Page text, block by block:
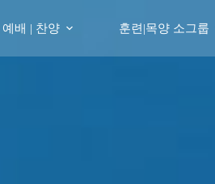
예배 | 찬양 훈련|목양 소그룹